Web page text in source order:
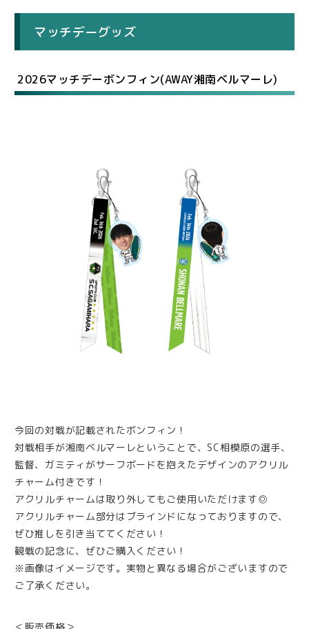
マッチデーグッズ
2026マッチデーボンフィン(AWAY湘南ベルマーレ)
今回の対戦が記載されたボンフィン！
対戦相手が湘南ベルマーレということで、SC相模原の選手、
監督、ガミティがサーフボードを抱えたデザインのアクリル
チャーム付きです！
アクリルチャームは取り外してもご使用いただけます◎
アクリルチャーム部分はブラインドになっておりますので、
ぜひ推しを引き当ててください！
観戦の記念に、ぜひご購入ください！
※画像はイメージです。実物と異なる場合がございますので
ご了承ください。
＜販売価格＞